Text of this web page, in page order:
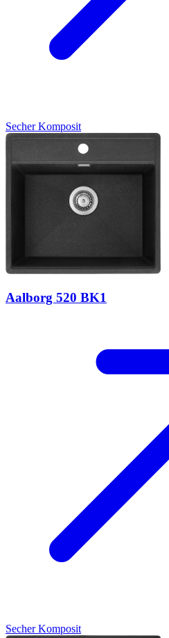
SecherKomposit
Aalborg 520 BK1
SecherKomposit